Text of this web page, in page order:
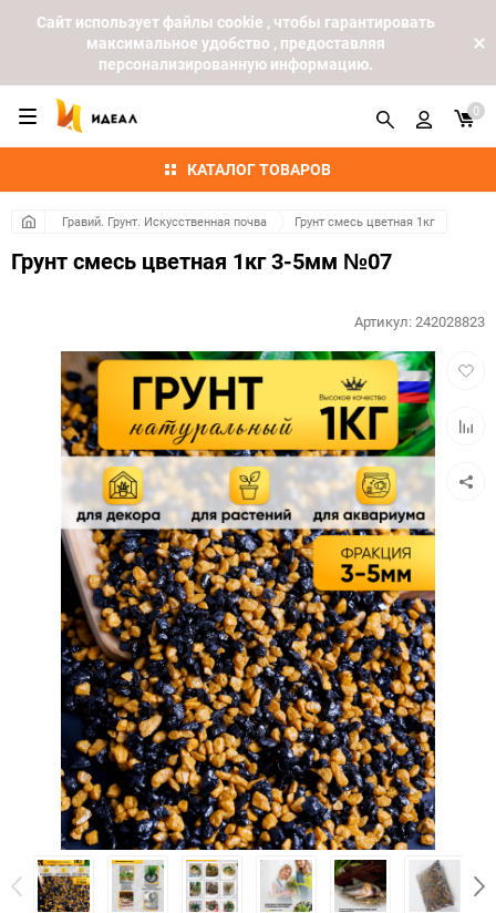
Cайт использует файлы cookie , чтобы гарантировать
максимальное удобство , предоставляя
персонализированную информацию.
КАТАЛОГ ТОВАРОВ
0
Гравий. Грунт. Искусственная почва Грунт смесь цветная 1кг
Грунт смесь цветная 1кг 3-5мм №07
Артикул:242028823